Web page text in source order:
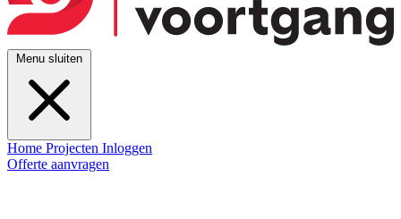
Menu sluiten
Home Projecten Inloggen
Offerte aanvragen